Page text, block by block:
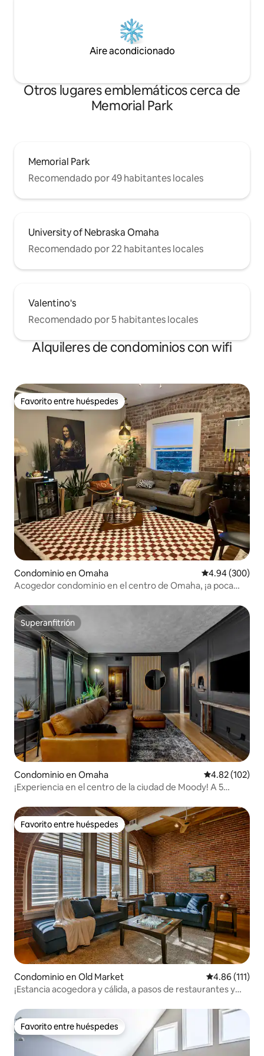
Aire acondicionado
Otros lugares emblemáticos cerca de
Memorial Park
Memorial Park
Recomendado por 49 habitantes locales
University of Nebraska Omaha
Recomendado por 22 habitantes locales
Valentino's
Recomendado por 5 habitantes locales
Alquileres de condominios con wifi
Favorito entre huéspedes
Favorito entre huéspedes
Condominio en Omaha Calificación
4.94 (300)
Acogedor condominio en el centro de Omaha, ¡a poca
Superanfitrión
Superanfitrión
Condominio en Omaha Calificación
4.82 (102)
¡Experiencia en el centro de la ciudad de Moody! A 5
Favorito entre huéspedes
Favorito entre huéspedes
Condominio en Old Market Calificación
4.86 (111)
¡Estancia acogedora y cálida, a pasos de restaurantes y
Favorito entre huéspedes
Favorito entre huéspedes